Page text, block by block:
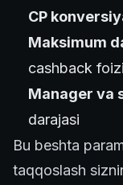
CP
Maksimum
cashback foizi
Manager va
darajasi
Bu beshta
taqqoslash